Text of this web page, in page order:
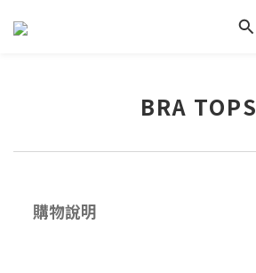
BRA TOPS
購物說明